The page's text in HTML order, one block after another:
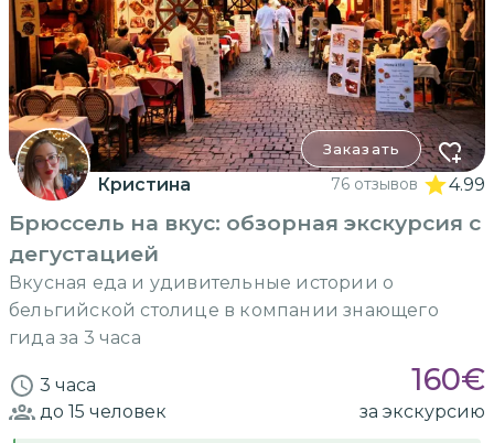
Заказать
Кристина 76 отзывов 4.99
Брюссель на вкус: обзорная экскурсия с
дегустацией
Вкусная еда и удивительные истории о
бельгийской столице в компании знающего
гида за 3 часа
3 часа 160€
до 15 человек за экскурсию